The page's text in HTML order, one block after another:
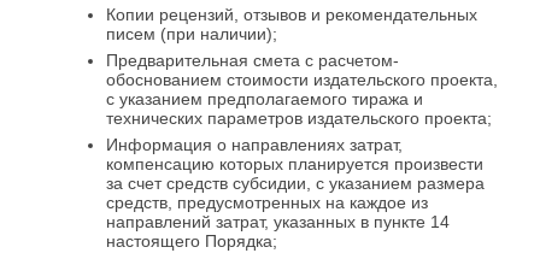
Копии рецензий, отзывов и рекомендательных
писем (при наличии);
Предварительная смета с расчетом-
обоснованием стоимости издательского проекта,
с указанием предполагаемого тиража и
технических параметров издательского проекта;
Информация о направлениях затрат,
компенсацию которых планируется произвести
за счет средств субсидии, с указанием размера
средств, предусмотренных на каждое из
направлений затрат, указанных в пункте 14
настоящего Порядка;